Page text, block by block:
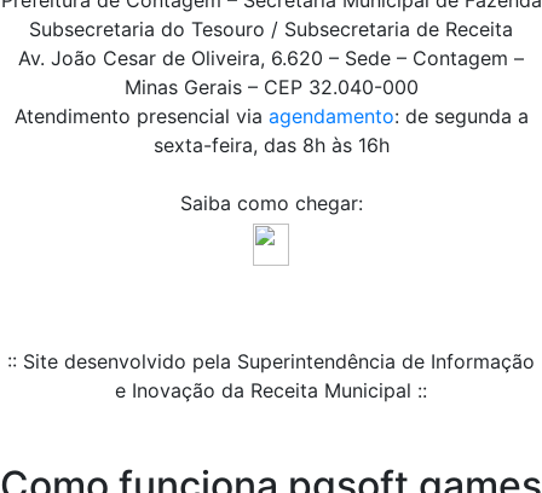
Subsecretaria do Tesouro / Subsecretaria de Receita
Av. João Cesar de Oliveira, 6.620 – Sede – Contagem –
Minas Gerais – CEP 32.040-000
Atendimento presencial via agendamento: de segunda a
sexta-feira, das 8h às 16h
Saiba como chegar:
:: Site desenvolvido pela Superintendência de Informação
e Inovação da Receita Municipal ::